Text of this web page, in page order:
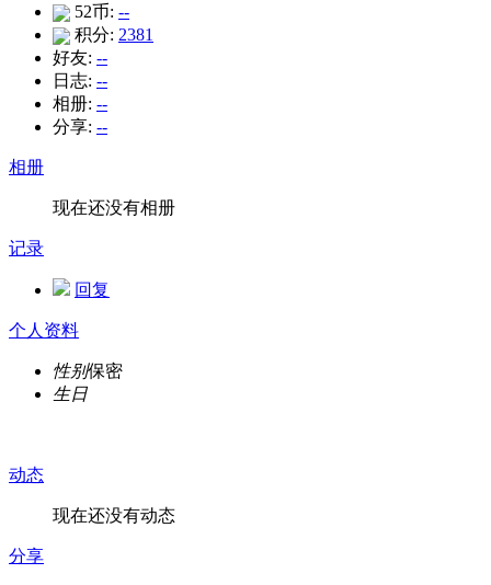
52币: --
积分: 2381
好友: --
日志: --
相册: --
分享: --
相册
现在还没有相册
记录
回复
个人资料
性别保密
生日
动态
现在还没有动态
分享